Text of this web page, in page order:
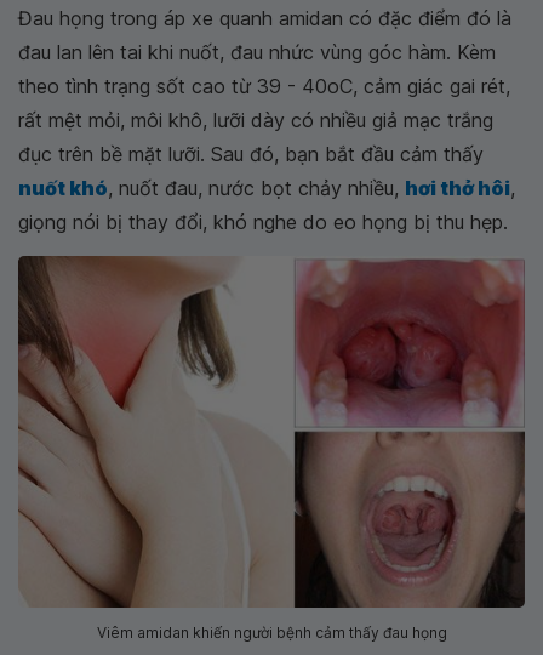
Đau họng trong áp xe quanh amidan có đặc điểm đó là
đau lan lên tai khi nuốt, đau nhức vùng góc hàm. Kèm
theo tình trạng sốt cao từ 39 - 40oC, cảm giác gai rét,
rất mệt mỏi, môi khô, lưỡi dày có nhiều giả mạc trắng
đục trên bề mặt lưỡi. Sau đó, bạn bắt đầu cảm thấy
nuốt khó, nuốt đau, nước bọt chảy nhiều, hơi thở hôi,
giọng nói bị thay đổi, khó nghe do eo họng bị thu hẹp.
Viêm amidan khiến người bệnh cảm thấy đau họng